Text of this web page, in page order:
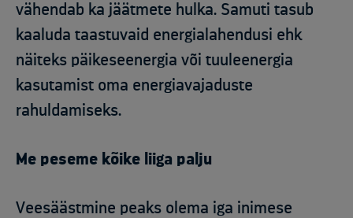
vähendab ka jäätmete hulka. Samuti tasub
kaaluda taastuvaid energialahendusi ehk
näiteks päikeseenergia või tuuleenergia
kasutamist oma energiavajaduste
rahuldamiseks.
Me peseme kõike liiga palju
Veesäästmine peaks olema iga inimese